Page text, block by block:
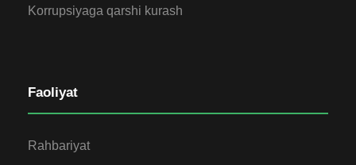
Korrupsiyaga qarshi kurash
Faoliyat
Rahbariyat